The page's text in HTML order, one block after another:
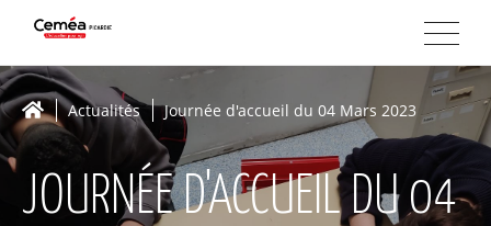
Actualités Journée d'accueil du 04 Mars 2023
JOURNÉE D'ACCUEIL DU 04